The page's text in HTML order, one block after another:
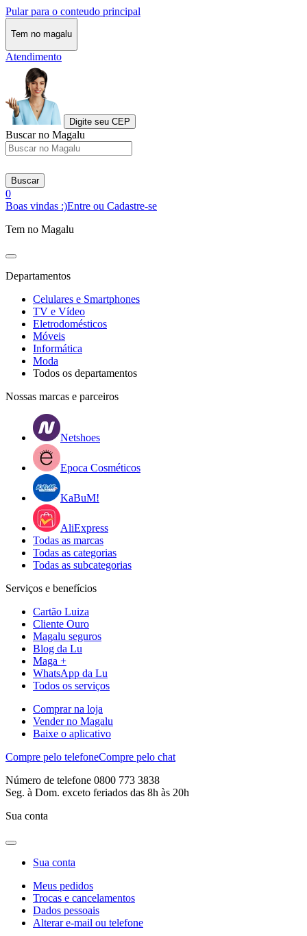
Pular para o conteudo principal
Tem no magalu
Atendimento
Digite seu CEP
Buscar no Magalu
Buscar
0
Boas vindas :)Entre ou Cadastre-se
Tem no Magalu
Departamentos
Celulares e Smartphones
TV e Vídeo
Eletrodomésticos
Móveis
Informática
Moda
Todos os departamentos
Nossas marcas e parceiros
Netshoes
Epoca Cosméticos
KaBuM!
AliExpress
Todas as marcas
Todas as categorias
Todas as subcategorias
Serviços e benefícios
Cartão Luiza
Cliente Ouro
Magalu seguros
Blog da Lu
Maga +
WhatsApp da Lu
Todos os serviços
Comprar na loja
Vender no Magalu
Baixe o aplicativo
Compre pelo telefoneCompre pelo chat
Número de telefone 0800 773 3838
Seg. à Dom. exceto feriados das 8h às 20h
Sua conta
Sua conta
Meus pedidos
Trocas e cancelamentos
Dados pessoais
Alterar e-mail ou telefone